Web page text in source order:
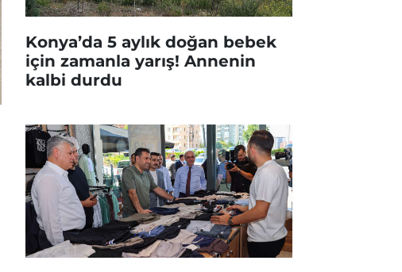
Konya’da 5 aylık doğan bebek
için zamanla yarış! Annenin
kalbi durdu